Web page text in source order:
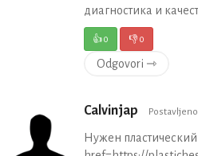
диагностика и
👍0 👎0
Odgovori ⇾
Calvinjap
Нужен пластический